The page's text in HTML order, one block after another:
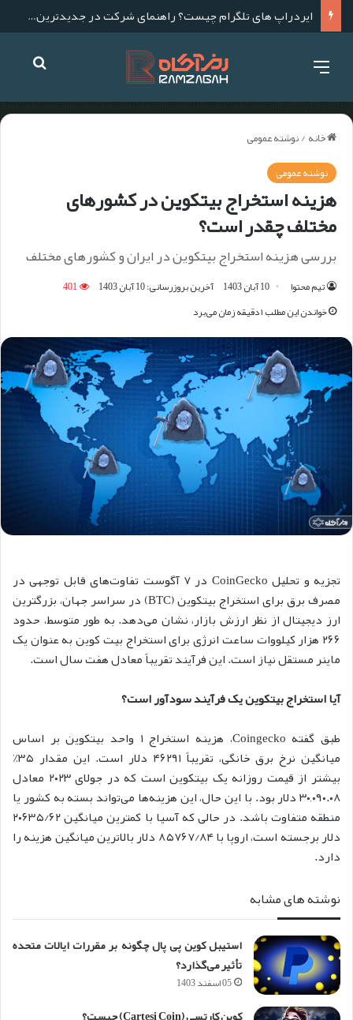
تحلیل آنچین چیست؟ آموزش صفر تا صد تحلیل آنچین
خانه/نوشته عمومی
نوشته عمومی
هزینه استخراج بیتکوین در کشورهای
مختلف چقدر است؟
بررسی هزینه استخراج بیتکوین در ایران و کشورهای مختلف
تیم محتوا 10 آبان 1403 آخرین بروزرسانی: 10 آبان 1403
401
خواندن این مطلب ۱ دقیقه زمان می‌برد
تجزیه و تحلیل CoinGecko در ۷ آگوست تفاوت‌های قابل توجهی در
مصرف برق برای استخراج بیتکوین (BTC) در سراسر جهان، بزرگترین
ارز دیجیتال از نظر ارزش بازار، نشان می‌دهد. به طور متوسط، حدود
۲۶۶ هزار کیلووات ساعت انرژی برای استخراج بیت کوین به عنوان یک
ماینر مستقل نیاز است. این فرآیند تقریباً معادل هفت سال است.
آیا استخراج بیتکوین یک فرآیند سودآور است؟
طبق گفته Coingecko، هزینه استخراج ۱ واحد بیتکوین بر اساس
میانگین نرخ برق خانگی، تقریباً ۴۶۲۹۱ دلار است. این مقدار ۳۵٪
بیشتر از قیمت روزانه یک بیتکوین است که در جولای ۲۰۲۳ معادل
۳۰,۰۹۰.۰۸ دلار بود. با این حال، این هزینه‌ها می‌تواند بسته به کشور یا
منطقه متفاوت باشد. در حالی که آسیا با کمترین میانگین ۲۰۶۳۵/۶۲
دلار برجسته است، اروپا با ۸۵۷۶۷/۸۴ دلار بالاترین میانگین هزینه را
دارد.
نوشته های مشابه
استیبل کوین پی پال چگونه بر مقررات ایالات متحده
تأثیر می‌گذارد؟
05 اسفند 1403